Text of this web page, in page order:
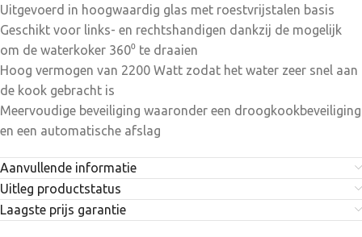
Uitgevoerd in hoogwaardig glas met roestvrijstalen basis
Geschikt voor links- en rechtshandigen dankzij de mogelijk
om de waterkoker 360⁰ te draaien
Hoog vermogen van 2200 Watt zodat het water zeer snel aan
de kook gebracht is
Meervoudige beveiliging waaronder een droogkookbeveiliging
en een automatische afslag
Aanvullende informatie
Uitleg productstatus
Laagste prijs garantie